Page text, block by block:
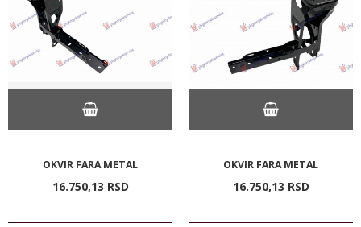
OKVIR FARA METAL
16.750,13 RSD
OKVIR FARA METAL
16.750,13 RSD